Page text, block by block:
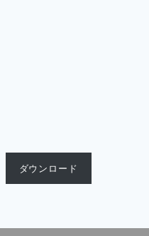
ダウンロード